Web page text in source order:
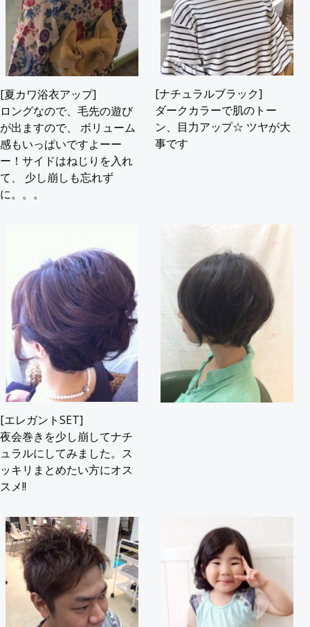
[夏カワ浴衣アップ]
ロングなので、毛先の遊び
が出ますので、 ボリューム
感もいっぱいですよーー
ー！サイドはねじりを入れ
て、 少し崩しも忘れず
に。。。
[ナチュラルブラック]
ダークカラーで肌のトー
ン、目力アップ☆ ツヤが大
事です
[エレガントSET]
夜会巻きを少し崩してナチ
ュラルにしてみました。ス
ッキリまとめたい方にオス
スメ!!